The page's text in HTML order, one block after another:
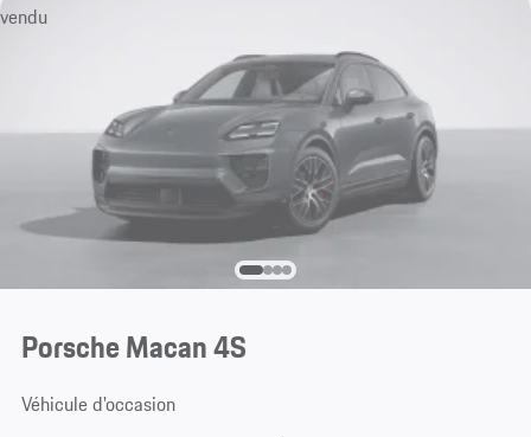
vendu
Porsche Macan 4S
Véhicule d'occasion